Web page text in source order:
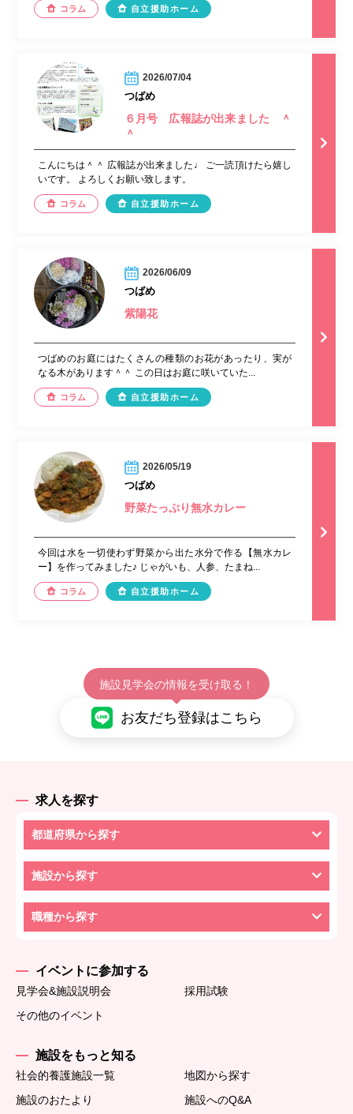
コラム 自立援助ホーム
2026/07/04
つばめ
６月号 広報誌が出来ました ＾
＾
こんにちは＾＾ 広報誌が出来ました♩ ご一読頂けたら嬉し
いです。 よろしくお願い致します。
コラム 自立援助ホーム
2026/06/09
つばめ
紫陽花
つばめのお庭にはたくさんの種類のお花があったり、実が
なる木があります＾＾ この日はお庭に咲いていた...
コラム 自立援助ホーム
2026/05/19
つばめ
野菜たっぷり無水カレー
今回は水を一切使わず野菜から出た水分で作る【無水カレ
ー】を作ってみました♪ じゃがいも、人参、たまね...
コラム 自立援助ホーム
施設見学会の情報を受け取る！
お友だち登録はこちら
求人を探す
都道府県から探す
施設から探す
職種から探す
イベントに参加する
見学会&施設説明会
採用試験
その他のイベント
施設をもっと知る
社会的養護施設一覧
地図から探す
施設のおたより
施設へのQ&A